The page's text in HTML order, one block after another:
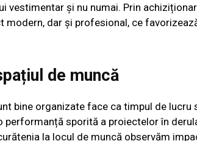
vestimentar și nu numai. Prin
modern, dar și profesional, ce
de muncă
bine organizate face ca timpul de lucru
sporită a proiectelor în
la locul de muncă observăm